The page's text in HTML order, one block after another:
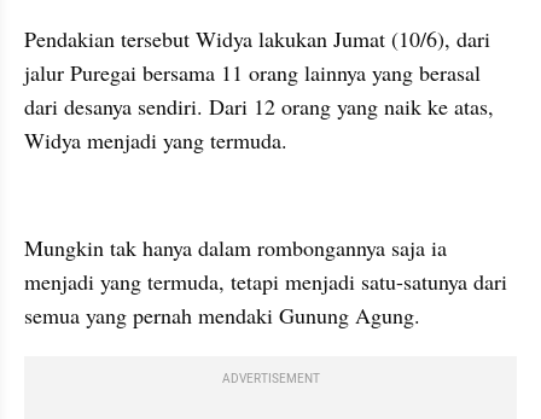
Pendakian tersebut Widya lakukan Jumat (10/6), dari
jalur Puregai bersama 11 orang lainnya yang berasal
dari desanya sendiri. Dari 12 orang yang naik ke atas,
Widya menjadi yang termuda.
Mungkin tak hanya dalam rombongannya saja ia
menjadi yang termuda, tetapi menjadi satu-satunya dari
semua yang pernah mendaki Gunung Agung.
ADVERTISEMENT